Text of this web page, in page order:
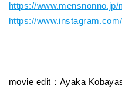
https://
https://
—–
movie edit：Ayaka